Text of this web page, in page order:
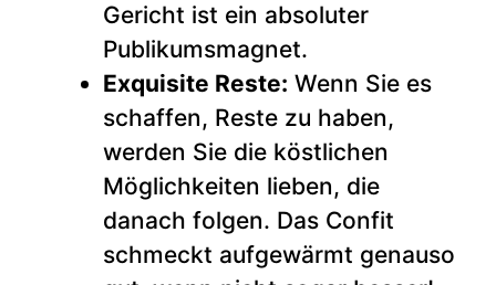
Gericht ist ein absoluter
Publikumsmagnet.
Exquisite Reste: Wenn Sie es
schaffen, Reste zu haben,
werden Sie die köstlichen
Möglichkeiten lieben, die
danach folgen. Das Confit
schmeckt aufgewärmt genauso